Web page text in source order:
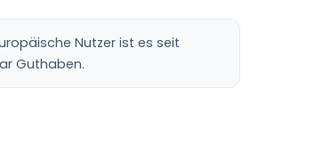
Nutzer ist es seit
Guthaben.